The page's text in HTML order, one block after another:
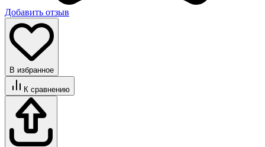
Добавить отзыв
В избранное
К сравнению